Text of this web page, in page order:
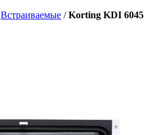
Встраиваемые /Korting KDI 6045